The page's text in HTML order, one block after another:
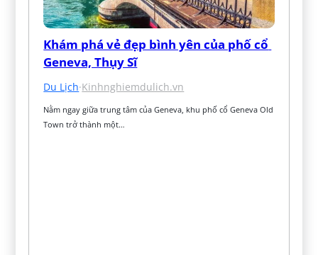
Khám phá vẻ đẹp bình yên của phố cổ
Geneva, Thụy Sĩ
Du Lịch·Kinhnghiemdulich.vn
Nằm ngay giữa trung tâm của Geneva, khu phố cổ Geneva Old
Town trở thành một…